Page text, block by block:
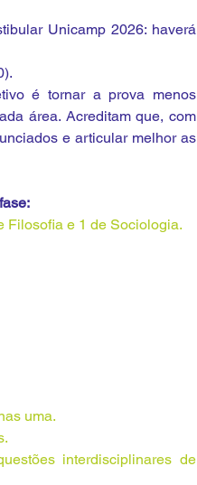
Unicamp 2026: haverá
é tornar a prova menos
área. Acreditam que, com
e articular melhor as
Filosofia e 1 de Sociologia.
uma.
interdisciplinares de